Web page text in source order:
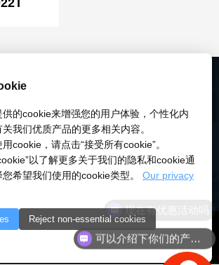
市研伟科技有限公司 版权所有 |粤ICP备
号-3
粤公安备：10000
的cookie来增强您的用户体验，个性化内
我们优质产品的更多相关内容。
cookie，请点击“接受所有cookie”。
以了解更多关于我们的隐私和cookie通
希望我们使用的cookie类型。 Our privacy
Reject non-essential cookies
可以介绍下你们的产品么
现在有优惠活动吗